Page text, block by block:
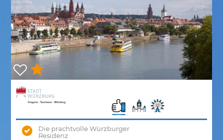
Die prachtvolle Würzburger
Residenz